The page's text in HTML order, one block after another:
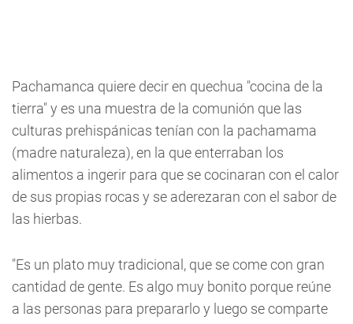
Pachamanca quiere decir en quechua "cocina de la
tierra" y es una muestra de la comunión que las
culturas prehispánicas tenían con la pachamama
(madre naturaleza), en la que enterraban los
alimentos a ingerir para que se cocinaran con el calor
de sus propias rocas y se aderezaran con el sabor de
las hierbas.
"Es un plato muy tradicional, que se come con gran
cantidad de gente. Es algo muy bonito porque reúne
a las personas para prepararlo y luego se comparte